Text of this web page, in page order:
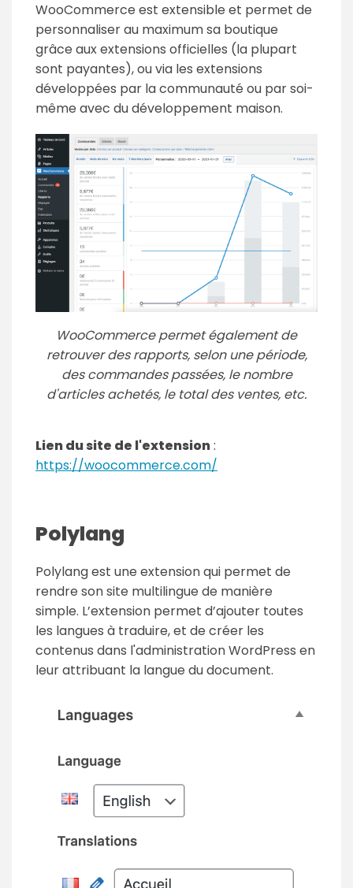
WooCommerce est extensible et permet de
personnaliser au maximum sa boutique
grâce aux extensions officielles (la plupart
sont payantes), ou via les extensions
développées par la communauté ou par soi-
même avec du développement maison.
WooCommerce permet également de
retrouver des rapports, selon une période,
des commandes passées, le nombre
d'articles achetés, le total des ventes, etc.
Lien du site de l'extension:
https://woocommerce.com/
Polylang
Polylang est une extension qui permet de
rendre son site multilingue de manière
simple. L’extension permet d’ajouter toutes
les langues à traduire, et de créer les
contenus dans l'administration WordPress en
leur attribuant la langue du document.